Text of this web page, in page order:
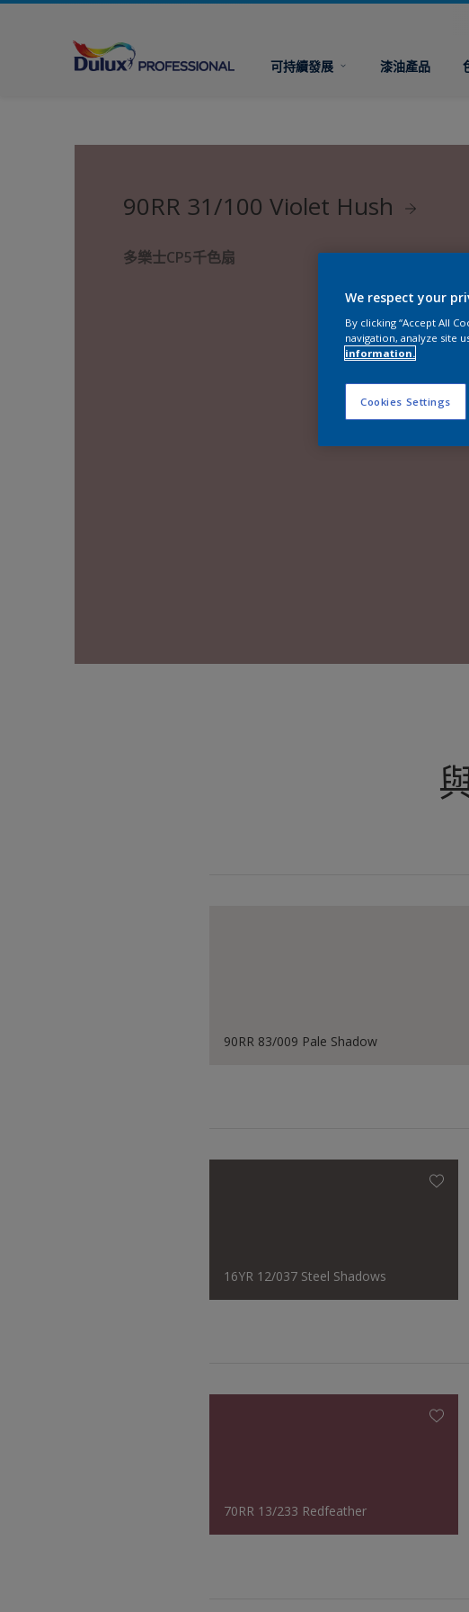
可持續發展 漆油產品
90RR 31/100 Violet Hush
多樂士CP5千色扇
90RR 83/009 Pale Shadow
16YR 12/037 Steel Shadows
70RR 13/233 Redfeather
We respect your
By clicking “Accept All
navigation, analyze site
information.
Cookies Settings